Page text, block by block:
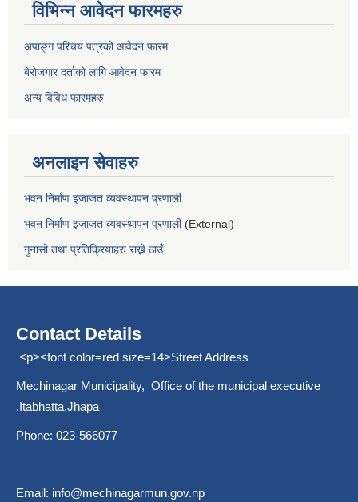
विभिन्न आवेदन फारमहरु
अपाङ्ग परिचय पत्रको आवेदन फारम
बेरोजगार दर्ताको लागि आवेदन फारम
अन्य विविध फारमहरु
अनलाइन सेवाहरु
भवन निर्माण इजाजत व्यवस्थापन प्रणाली
भवन निर्माण इजाजत व्यवस्थापन प्रणाली(External)
गुनासो तथा प्रतिक्रियाहरु राख्ने ठाउँ
Contact Details
<p><font color=red size=14>Street Address
Mechinagar Municipality, Office of the municipal executive
,Itabhatta,Jhapa
Phone: 023-566077
Email: info@mechinagarmun.gov.np